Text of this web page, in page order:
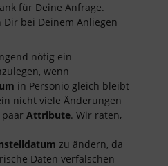
für Deine Anfrage.
Dir bei Deinem Anliegen
nötig ein
wenn
in Personio gleich bleibt
nicht viele Änderungen
Attribute. Wir raten,
zu ändern, da
Daten verfälschen